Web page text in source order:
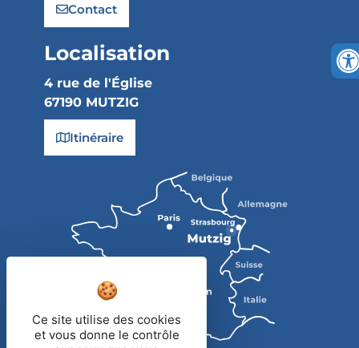
Contact
Localisation
4 rue de l'Église
67190 MUTZIG
Itinéraire
Ce site utilise des cookies
et vous donne le contrôle